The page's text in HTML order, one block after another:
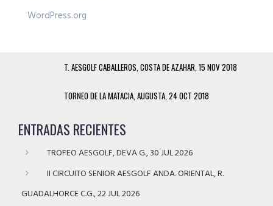
WordPress.org
T. AESGOLF CABALLEROS, COSTA DE AZAHAR, 15 NOV 2018
TORNEO DE LA MATACIA, AUGUSTA, 24 OCT 2018
ENTRADAS RECIENTES
TROFEO AESGOLF, DEVA G., 30 JUL 2026
II CIRCUITO SENIOR AESGOLF ANDA. ORIENTAL, R.
GUADALHORCE C.G., 22 JUL 2026